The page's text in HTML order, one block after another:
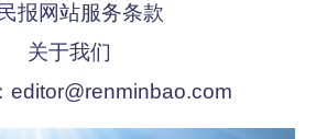
报网站服务条款
关于我们
editor@renminbao.com